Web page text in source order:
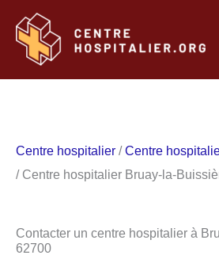
contenu
Centre hospitalier /Centre
/ Centre hospitalier Bruay-la-
Contacter un centre hospitalier à
62700